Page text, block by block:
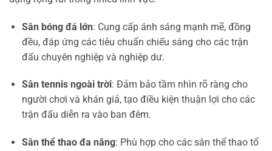
Sân bóng đá lớn: Cung cấp ánh sáng mạnh mẽ, đồng
đều, đáp ứng các tiêu chuẩn chiếu sáng cho các trận
đấu chuyên nghiệp và nghiệp dư.
Sân tennis ngoài trời: Đảm bảo tầm nhìn rõ ràng cho
người chơi và khán giả, tạo điều kiện thuận lợi cho các
trận đấu diễn ra vào ban đêm.
Sân thể thao đa năng: Phù hợp cho các sân thể thao tổ